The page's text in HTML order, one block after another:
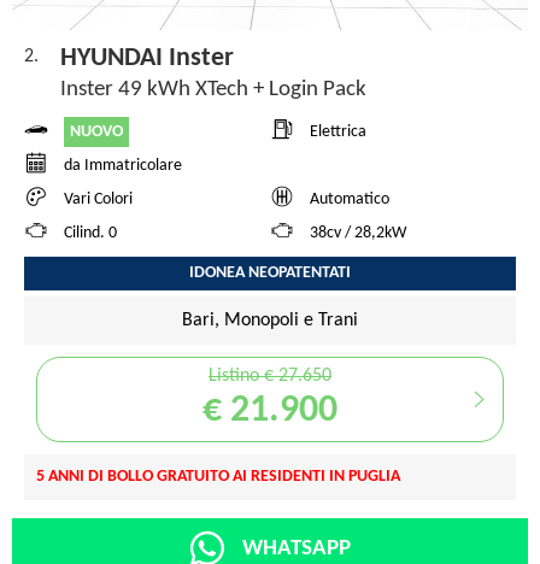
2. HYUNDAI Inster
Inster 49 kWh XTech + Login Pack
NUOVO
Elettrica
da Immatricolare
Vari Colori
Automatico
Cilind. 0
38cv / 28,2kW
IDONEA NEOPATENTATI
Bari, Monopoli e Trani
Listino € 27.650
€ 21.900
5 ANNI DI BOLLO GRATUITO AI RESIDENTI IN PUGLIA
WHATSAPP